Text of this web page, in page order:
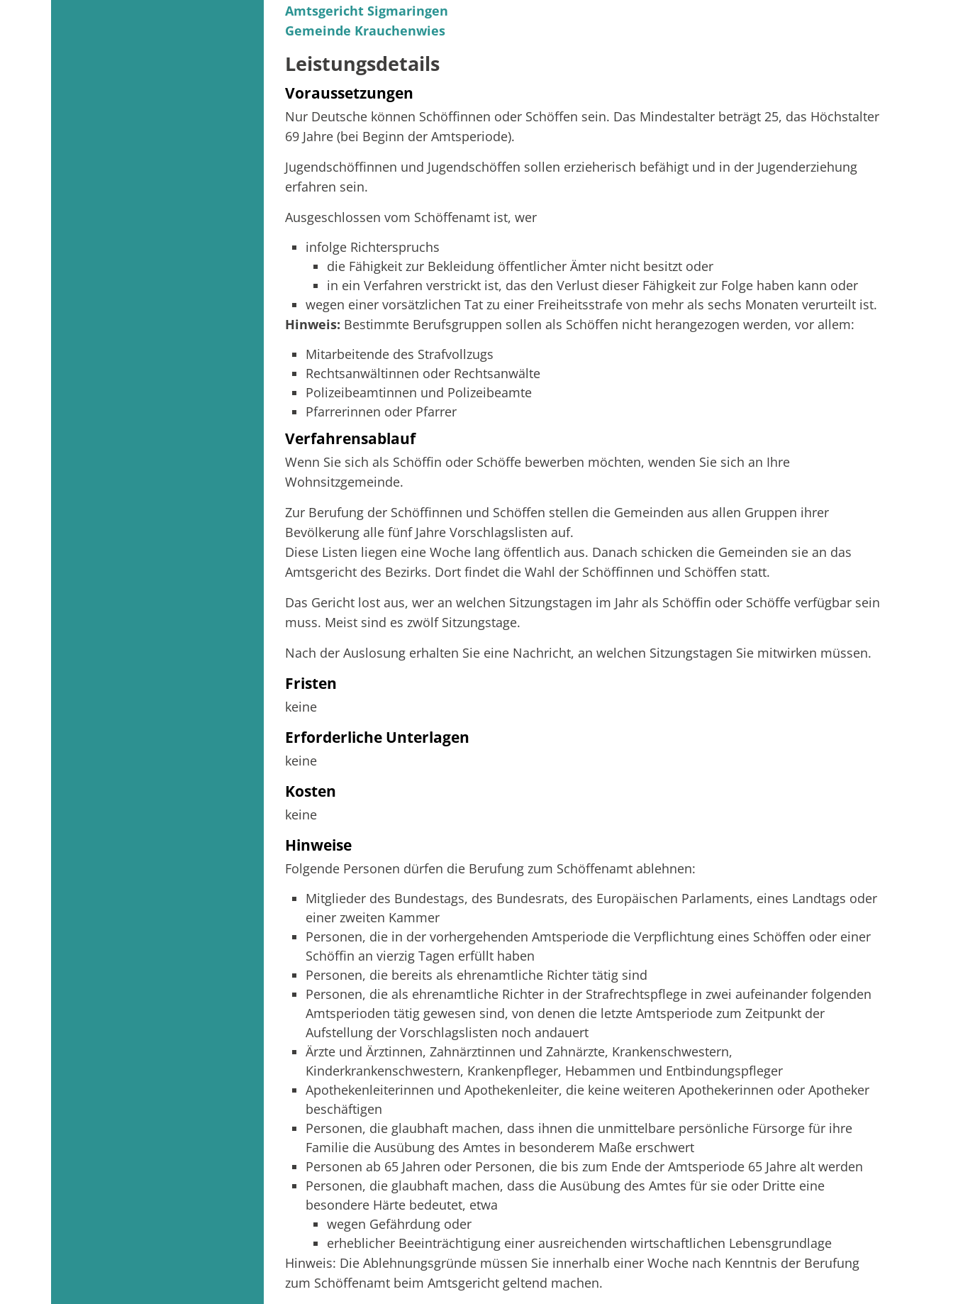
Amtsgericht Sigmaringen
Gemeinde Krauchenwies
Leistungsdetails
Voraussetzungen
Nur Deutsche können Schöffinnen oder Schöffen sein. Das Mindestalter beträgt 25, das Höchstalter
69 Jahre (bei Beginn der Amtsperiode).
Jugendschöffinnen und Jugendschöffen sollen erzieherisch befähigt und in der Jugenderziehung
erfahren sein.
Ausgeschlossen vom Schöffenamt ist, wer
infolge Richterspruchs
die Fähigkeit zur Bekleidung öffentlicher Ämter nicht besitzt oder
in ein Verfahren verstrickt ist, das den Verlust dieser Fähigkeit zur Folge haben kann oder
wegen einer vorsätzlichen Tat zu einer Freiheitsstrafe von mehr als sechs Monaten verurteilt ist.
Hinweis: Bestimmte Berufsgruppen sollen als Schöffen nicht herangezogen werden, vor allem:
Mitarbeitende des Strafvollzugs
Rechtsanwältinnen oder Rechtsanwälte
Polizeibeamtinnen und Polizeibeamte
Pfarrerinnen oder Pfarrer
Verfahrensablauf
Wenn Sie sich als Schöffin oder Schöffe bewerben möchten, wenden Sie sich an Ihre
Wohnsitzgemeinde.
Zur Berufung der Schöffinnen und Schöffen stellen die Gemeinden aus allen Gruppen ihrer
Bevölkerung alle fünf Jahre Vorschlagslisten auf.
Diese Listen liegen eine Woche lang öffentlich aus. Danach schicken die Gemeinden sie an das
Amtsgericht des Bezirks. Dort findet die Wahl der Schöffinnen und Schöffen statt.
Das Gericht lost aus, wer an welchen Sitzungstagen im Jahr als Schöffin oder Schöffe verfügbar sein
muss. Meist sind es zwölf Sitzungstage.
Nach der Auslosung erhalten Sie eine Nachricht, an welchen Sitzungstagen Sie mitwirken müssen.
Fristen
keine
Erforderliche Unterlagen
keine
Kosten
keine
Hinweise
Folgende Personen dürfen die Berufung zum Schöffenamt ablehnen:
Mitglieder des Bundestags, des Bundesrats, des Europäischen Parlaments, eines Landtags oder
einer zweiten Kammer
Personen, die in der vorhergehenden Amtsperiode die Verpflichtung eines Schöffen oder einer
Schöffin an vierzig Tagen erfüllt haben
Personen, die bereits als ehrenamtliche Richter tätig sind
Personen, die als ehrenamtliche Richter in der Strafrechtspflege in zwei aufeinander folgenden
Amtsperioden tätig gewesen sind, von denen die letzte Amtsperiode zum Zeitpunkt der
Aufstellung der Vorschlagslisten noch andauert
Ärzte und Ärztinnen, Zahnärztinnen und Zahnärzte, Krankenschwestern,
Kinderkrankenschwestern, Krankenpfleger, Hebammen und Entbindungspfleger
Apothekenleiterinnen und Apothekenleiter, die keine weiteren Apothekerinnen oder Apotheker
beschäftigen
Personen, die glaubhaft machen, dass ihnen die unmittelbare persönliche Fürsorge für ihre
Familie die Ausübung des Amtes in besonderem Maße erschwert
Personen ab 65 Jahren oder Personen, die bis zum Ende der Amtsperiode 65 Jahre alt werden
Personen, die glaubhaft machen, dass die Ausübung des Amtes für sie oder Dritte eine
besondere Härte bedeutet, etwa
wegen Gefährdung oder
erheblicher Beeinträchtigung einer ausreichenden wirtschaftlichen Lebensgrundlage
Hinweis: Die Ablehnungsgründe müssen Sie innerhalb einer Woche nach Kenntnis der Berufung
zum Schöffenamt beim Amtsgericht geltend machen.